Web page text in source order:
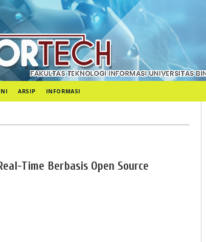
ARSIP INFORMASI
Time Berbasis Open Source